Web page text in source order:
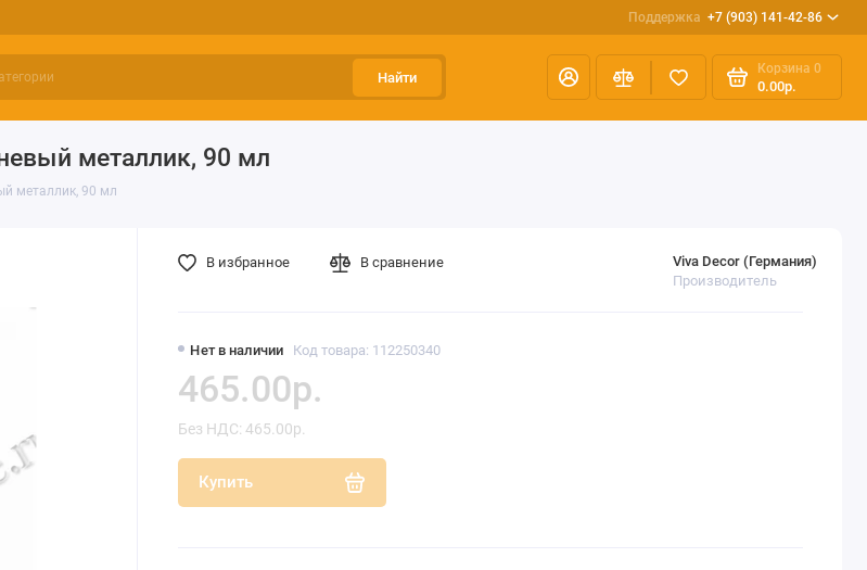
Поддержка +7 (903) 141-42-86
Найти
Корзина 0
0.00р.
металлик, 90 мл
металлик, 90 мл
Нет в наличии Код товара: 112250340
Viva Decor (Германия)
Производитель
465.00р.
Без НДС: 465.00р.
Купить
В избранное В сравнение